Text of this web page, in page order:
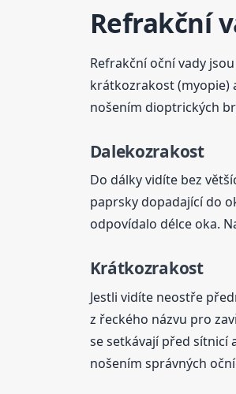
Refrakční
Refrakční oční vady
krátkozrakost (myopie)
nošením dioptrických
Dalekozrakost
Do dálky vidíte bez
paprsky dopadající do
odpovídalo délce oka.
Krátkozrakost
Jestli vidíte neostře
z řeckého názvu pro
se setkávají před sítnicí
nošením správných